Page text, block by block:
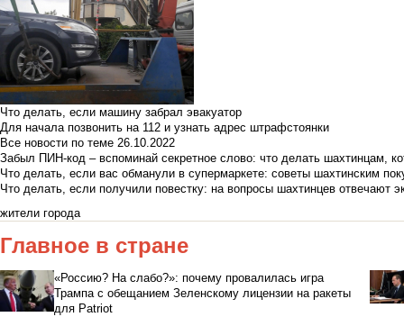
Что делать, если машину забрал эвакуатор
Для начала позвонить на 112 и узнать адрес штрафстоянки
Все новости по теме 26.10.2022
Забыл ПИН-код – вспоминай секретное слово: что делать шахтинцам,
Что делать, если вас обманули в супермаркете: советы шахтинским
Что делать, если получили повестку: на вопросы шахтинцев отвечают
жители города
Главное в стране
«Россию? На слабо?»: почему провалилась игра
Трампа с обещанием Зеленскому лицензии на ракеты
для Patriot